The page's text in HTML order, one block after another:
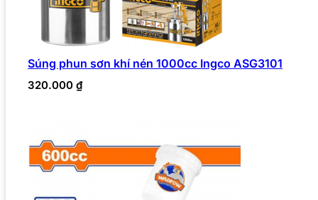
Súng phun sơn khí nén 1000cc Ingco ASG3101
320.000 ₫